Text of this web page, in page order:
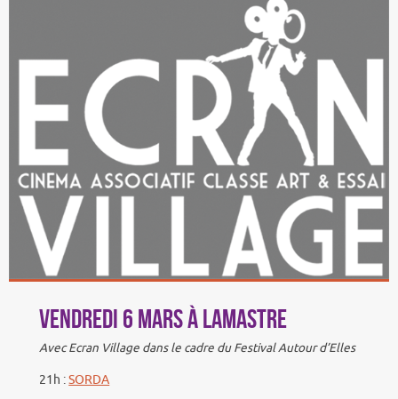
Vendredi 6 mars à Lamastre
Avec Ecran Village dans le cadre du Festival Autour d’Elles
21h :SORDA